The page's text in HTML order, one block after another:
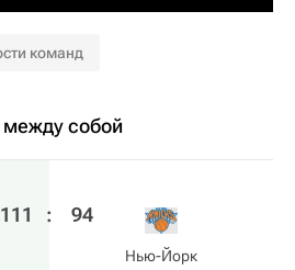
команд
собой
111 : 94
Нью-Йорк